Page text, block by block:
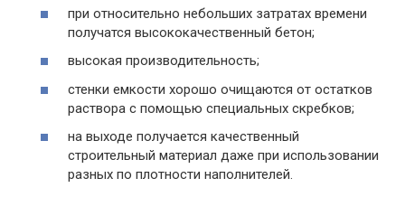
при относительно небольших затратах времени
получатся высококачественный бетон;
высокая производительность;
стенки емкости хорошо очищаются от остатков
раствора с помощью специальных скребков;
на выходе получается качественный
строительный материал даже при использовании
разных по плотности наполнителей.